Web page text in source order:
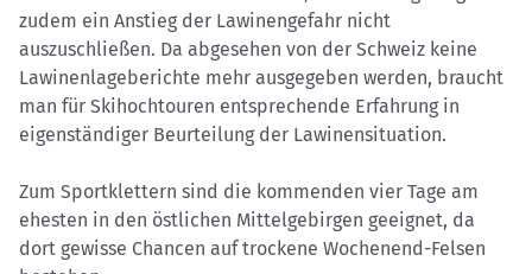
zudem ein Anstieg der Lawinengefahr nicht
auszuschließen. Da abgesehen von der Schweiz keine
Lawinenlageberichte mehr ausgegeben werden, braucht
man für Skihochtouren entsprechende Erfahrung in
eigenständiger Beurteilung der Lawinensituation.
Zum Sportklettern sind die kommenden vier Tage am
ehesten in den östlichen Mittelgebirgen geeignet, da
dort gewisse Chancen auf trockene Wochenend-Felsen